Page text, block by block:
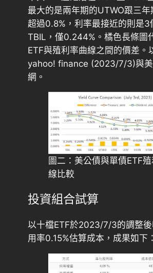
最大的是兩年期的UTWO跟三年
超過0.8%，利率最接近的則是3
TBIL，僅0.244%。橘色長條圖
ETF與殖利率曲線之間的價差。
yahoo! finance (2023/7/3)與美
網。
圖二：美公債與單債ETF
線比較
投資組合試算
以十檔ETF於2023/7/3的調整
用率0.15%估算成本，成果如下：